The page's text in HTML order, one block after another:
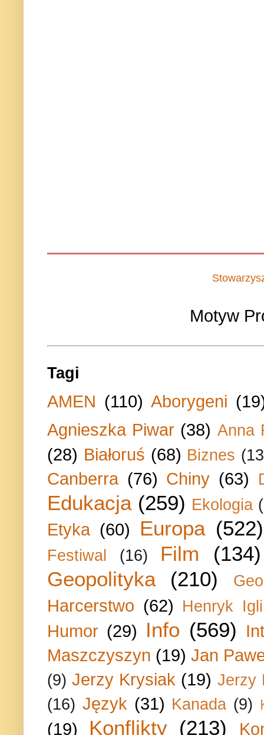
Motyw
Tagi
AMEN (110) Aborygeni
Agnieszka Piwar (38) Anna
(28) Białoruś (68) Biznes
Canberra (76) Chiny (63)
Edukacja (259) Ekologia
Etyka (60) Europa (522)
Festiwal (16) Film
(134)
Geopolityka
(210)
Harcerstwo (62) Henryk
Humor (29) Info (569)
Maszczyszyn (19) Jan
(9) Jerzy Krysiak (19) Jerzy
(16) Język (31) Kanada (9)
(19) Konflikty (213)